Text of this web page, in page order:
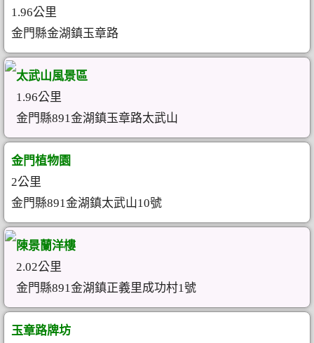
1.96公里
金門縣金湖鎮玉章路
太武山風景區
1.96公里
金門縣891金湖鎮玉章路太武山
金門植物園
2公里
金門縣891金湖鎮太武山10號
陳景蘭洋樓
2.02公里
金門縣891金湖鎮正義里成功村1號
玉章路牌坊